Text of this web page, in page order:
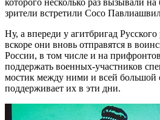
которого несколько раз вызывали
зрители встретили Сосо
Ну, а впереди у агитбригад
вскоре они вновь отправятся в
России, в том числе и на
поддержать военных-участников
мостик между ними и всей большой
поддерживает их в эти дни.